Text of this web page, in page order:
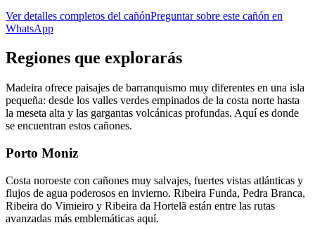
Ver detalles completos del cañónPreguntar sobre este cañón en
WhatsApp
Regiones que explorarás
Madeira ofrece paisajes de barranquismo muy diferentes en una isla
pequeña: desde los valles verdes empinados de la costa norte hasta
la meseta alta y las gargantas volcánicas profundas. Aquí es donde
se encuentran estos cañones.
Porto Moniz
Costa noroeste con cañones muy salvajes, fuertes vistas atlánticas y
flujos de agua poderosos en invierno. Ribeira Funda, Pedra Branca,
Ribeira do Vimieiro y Ribeira da Hortelã están entre las rutas
avanzadas más emblemáticas aquí.